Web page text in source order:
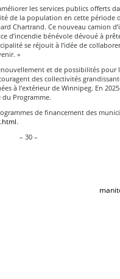
les services publics offerts
de la population en cette
Chartrand. Ce nouveau camion
d’incendie bénévole dévoué à
se réjouit à l’idée de
»
et de possibilités pour
des collectivités
à l’extérieur de Winnipeg. En
Programme.
de financement des
.
– 30 –